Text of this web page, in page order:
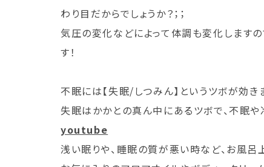
わり目だからでしょうか？；；
気圧の変化などによって体調も変化しますの
す！
不眠には【失眠/しつみん】というツボが効き
失眠はかかとの真ん中にあるツボで、不眠
youtube
浅い眠りや、睡眠の質が悪い時など、お風呂